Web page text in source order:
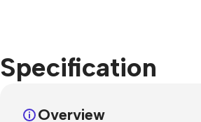
Specification
Overview